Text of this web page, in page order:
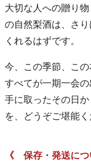
大切な人への贈り
の自然梨酒は、さ
くれるはずです。
今、この季節、この
すべてが一期一会の
手に取ったその日か
を、どうぞご堪能
《 保存・発送に